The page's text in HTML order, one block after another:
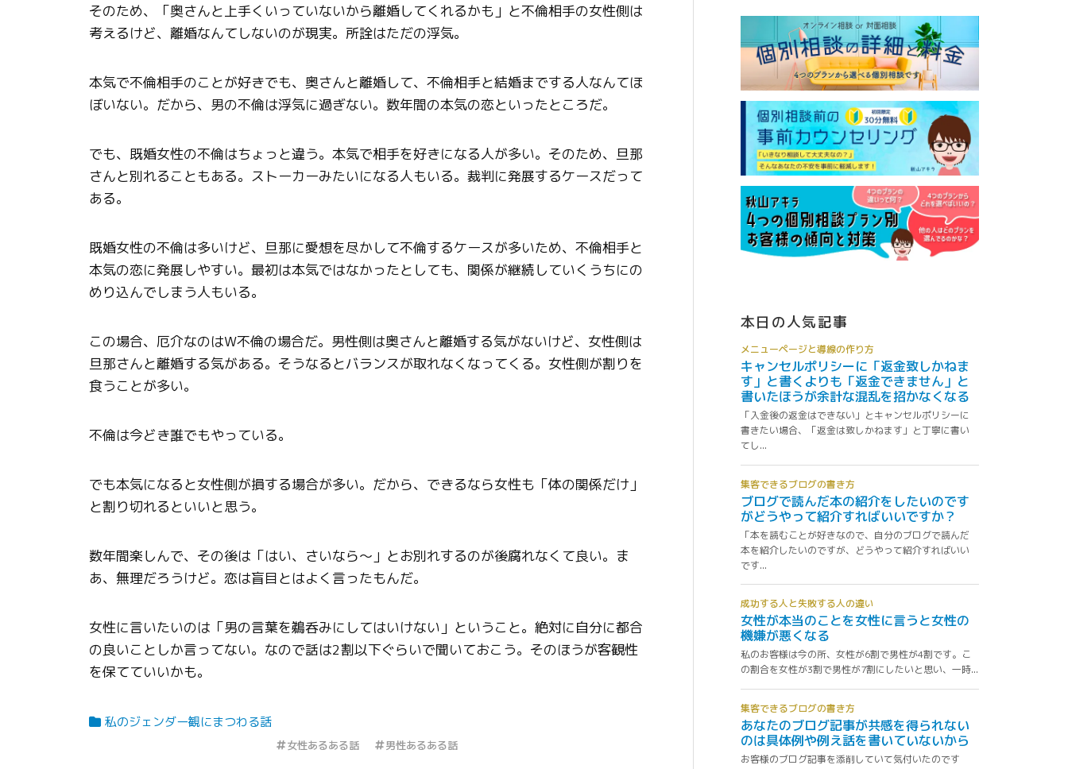
そのため、「奥さんと上手くいっていないから離婚してくれるかも」と不倫相手の女性側は
考えるけど、離婚なんてしないのが現実。所詮はただの浮気。
本気で不倫相手のことが好きでも、奥さんと離婚して、不倫相手と結婚までする人なんてほ
ぼいない。だから、男の不倫は浮気に過ぎない。数年間の本気の恋といったところだ。
でも、既婚女性の不倫はちょっと違う。本気で相手を好きになる人が多い。そのため、旦那
さんと別れることもある。ストーカーみたいになる人もいる。裁判に発展するケースだって
ある。
既婚女性の不倫は多いけど、旦那に愛想を尽かして不倫するケースが多いため、不倫相手と
本気の恋に発展しやすい。最初は本気ではなかったとしても、関係が継続していくうちにの
めり込んでしまう人もいる。
この場合、厄介なのはW不倫の場合だ。男性側は奥さんと離婚する気がないけど、女性側は
旦那さんと離婚する気がある。そうなるとバランスが取れなくなってくる。女性側が割りを
食うことが多い。
不倫は今どき誰でもやっている。
でも本気になると女性側が損する場合が多い。だから、できるなら女性も「体の関係だけ」
と割り切れるといいと思う。
数年間楽しんで、その後は「はい、さいなら〜」とお別れするのが後腐れなくて良い。ま
あ、無理だろうけど。恋は盲目とはよく言ったもんだ。
女性に言いたいのは「男の言葉を鵜呑みにしてはいけない」ということ。絶対に自分に都合
の良いことしか言ってない。なので話は2割以下ぐらいで聞いておこう。そのほうが客観性
を保てていいかも。
私のジェンダー観にまつわる話
女性あるある話 男性あるある話
本日の人気記事